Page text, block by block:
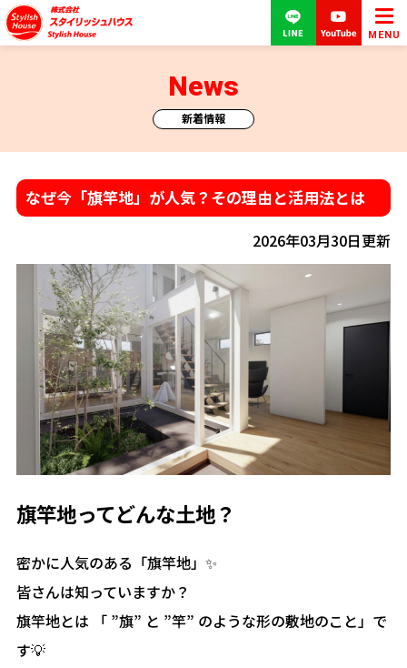
MENU
新着情報
News
なぜ今「旗竿地」が人気？その理由と活用法とは
2026年03月30日更新
旗竿地ってどんな土地？
密かに人気のある「旗竿地」✨
皆さんは知っていますか？
旗竿地とは 「 ”旗” と ”竿” のような形の敷地のこと」で
す💡